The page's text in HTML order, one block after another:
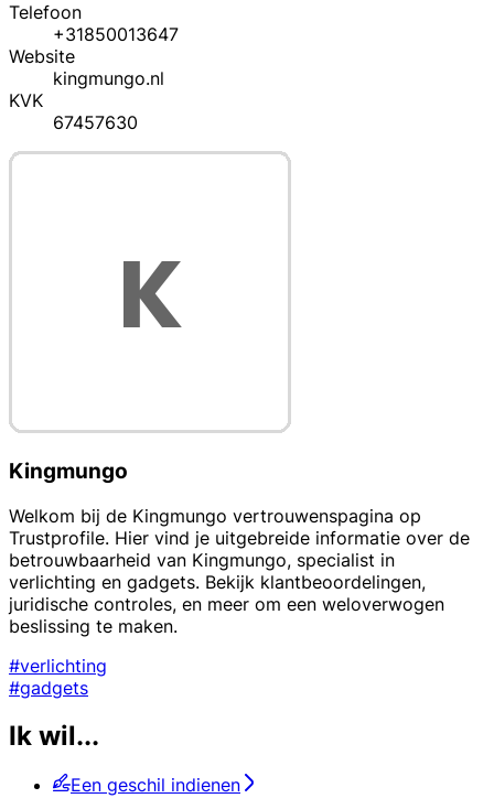
Telefoon
+31850013647
Website
kingmungo.nl
KVK
67457630
Kingmungo
Welkom bij de Kingmungo vertrouwenspagina op
Trustprofile. Hier vind je uitgebreide informatie over de
betrouwbaarheid van Kingmungo, specialist in
verlichting en gadgets. Bekijk klantbeoordelingen,
juridische controles, en meer om een weloverwogen
beslissing te maken.
#verlichting
#gadgets
Ik wil...
Een geschil indienen